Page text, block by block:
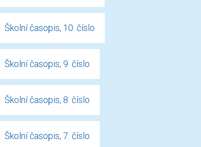
Školní časopis, 10. číslo
Školní časopis, 9. číslo
Školní časopis, 8. číslo
Školní časopis, 7. číslo